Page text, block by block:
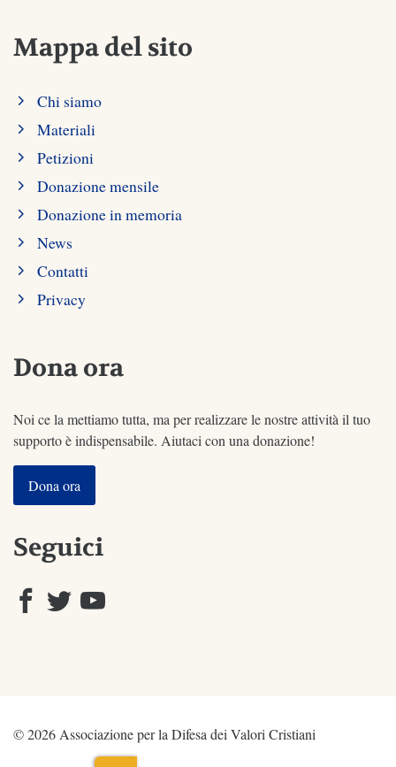
Mappa del sito
Chi siamo
Materiali
Petizioni
Donazione mensile
Donazione in memoria
News
Contatti
Privacy
Dona ora
Noi ce la mettiamo tutta, ma per realizzare le nostre attività il tuo
supporto è indispensabile. Aiutaci con una donazione!
Dona ora
Seguici
© 2026 Associazione per la Difesa dei Valori Cristiani